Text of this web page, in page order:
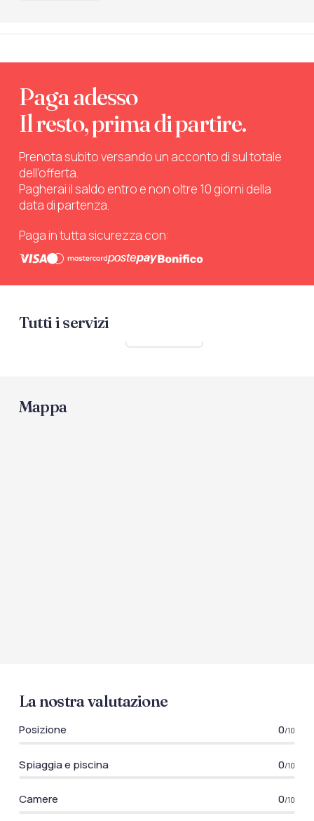
Paga adesso
Il resto, prima di partire.
Prenota subito versando un acconto di sul totale
dell’offerta.
Pagherai il saldo entro e non oltre 10 giorni della
data di partenza.
Paga in tutta sicurezza con:
Tutti i servizi
Mappa
La nostra valutazione
Posizione 0/10
Spiaggia e piscina 0/10
Camere 0/10